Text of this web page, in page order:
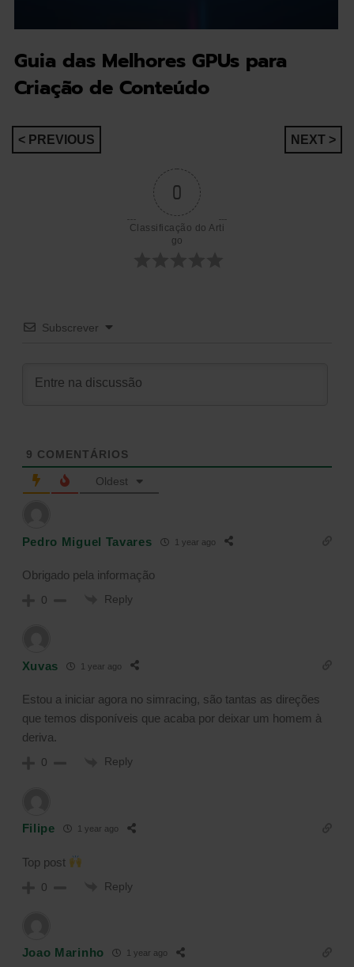
Guia das Melhores GPUs para
Criação de Conteúdo
Navegação
< PREVIOUS NEXT >
0
Classificação do Arti
go
Subscrever
9 COMENTÁRIOS
Oldest
Pedro Miguel Tavares 1 year ago
Obrigado pela informação
0 Reply
Xuvas 1 year ago
Estou a iniciar agora no simracing, são tantas as direções
que temos disponíveis que acaba por deixar um homem à
deriva.
0 Reply
Filipe 1 year ago
Top post
0 Reply
Joao Marinho 1 year ago